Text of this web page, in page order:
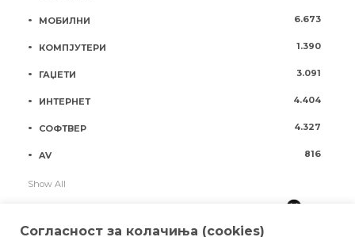
МОБИЛНИ 6.673
КОМПЈУТЕРИ 1.390
ГАЏЕТИ 3.091
ИНТЕРНЕТ 4.404
СОФТВЕР 4.327
AV 816
Show All
Согласност за колачиња (cookies)